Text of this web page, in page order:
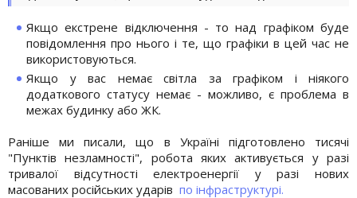
Якщо екстрене відключення - то над графіком буде
повідомлення про нього і те, що графіки в цей час не
використовуються.
Якщо у вас немає світла за графіком і ніякого
додаткового статусу немає - можливо, є проблема в
межах будинку або ЖК.
Раніше ми писали, що в Україні підготовлено тисячі
"Пунктів незламності", робота яких активується у разі
тривалої відсутності електроенергії у разі нових
масованих російських ударів по інфраструктурі.